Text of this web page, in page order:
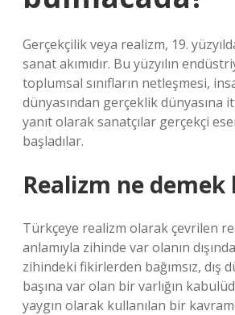
Gerçekçilik veya realizm, 19.
sanat akımıdır. Bu yüzyılın
toplumsal sınıfların netleşmesi,
dünyasından gerçeklik dünyasına
yanıt olarak sanatçılar gerçekçi
başladılar.
Realizm ne demek
Türkçeye realizm olarak çevrilen
anlamıyla zihinde var olanın
zihindeki fikirlerden bağımsız, dış
başına var olan bir varlığın
yaygın olarak kullanılan bir